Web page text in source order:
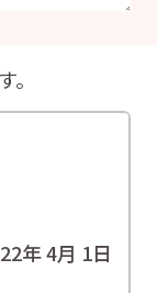
。
年 4月 1日